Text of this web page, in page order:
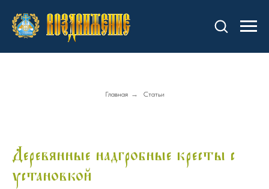
Главная → Статьи
Деревянные надгробные кресты с
установкой